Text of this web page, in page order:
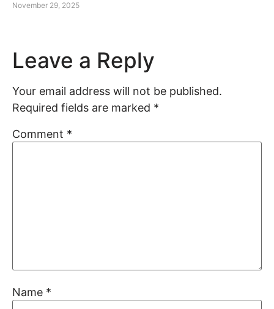
November 29, 2025
Leave a Reply
Your email address will not be published.
Required fields are marked *
Comment *
Name *